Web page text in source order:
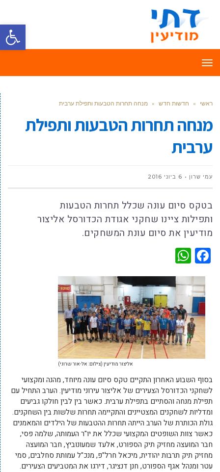
פתח
תפריט
ראשי » חדשות חדש » מנחה תחרות הטבעות ותפילת ערבית
מנחה תחרות הטבעות ותפילת
ערבית
עמי שרון 6 ביוני 2016
בטקס סיום עונה שכלל תחרות הטבעות
ותפילות ציינו שחקני אגודת הכדורסל אליצור
מודיעין את סיום עונת המשחקים.
Facebook
אליצור מודיעין (צילום: אל-אור שרוני)
בסוף השבוע האחרון התקיים טקס סיום עונה מיוחד, מהנה ומקצועי
לשחקני הכדורסל הצעירים של אליצור עירוני מודיעין. הערב התחיל עם
תפילת מנחה והסתיים בתפילת ערבית. כאשר בין לבין חולקו גביעים
ומדליות לשחקנים המצטיינים והתקיימה תחרות שלשות בין השחקנים.
גולת הכותרת של הערב הייתה תחרות ההטבעות של הילדים והמאמנים
כאשר צוות השופטים המקצועי שכלל את יו"ר העמותה, שלמה פסי,
חבר המועצה מחזיק תיק הספורט, אלעד שמעונוביץ, חבר המועצה
מחזיק תיק תרבות יהודית, מיכאל חרל"פ, מנכ"ל עמותת סחלבים, סמי
עטר ומנהל אגף הספורט, חנן דנציגר, דירגו את המטביעים הצעירים.